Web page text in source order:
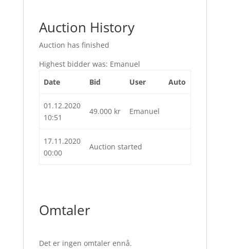
Auction History
Auction has finished
Highest bidder was: Emanuel
Date
Bid User Auto
01.12.2020
10:51
49.000 kr Emanuel
17.11.2020
00:00
Auction started
Omtaler
Det er ingen omtaler ennå.